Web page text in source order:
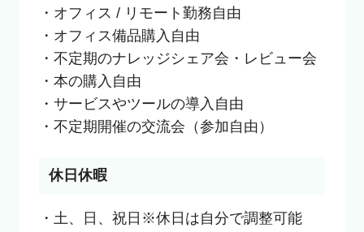
・オフィス / リモート勤務自由
・オフィス備品購入自由
・不定期のナレッジシェア会・レビュー会
・本の購入自由
・サービスやツールの導入自由
・不定期開催の交流会（参加自由）
休日休暇
・土、日、祝日※休日は自分で調整可能